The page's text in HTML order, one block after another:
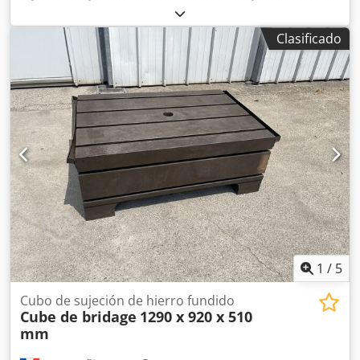
de altura Codpfxszmxtto Afkerf 1 cajón de 150 mm de
altura 1 cajón de 90 mm de altura Dimensiones (L x An x
Al): 910 x 720 x 1110 mm Peso: aprox. 150 kg
Clasificado
1 / 5
Cubo de sujeción de hierro fundido
Cube de bridage 1290 x 920 x 510
mm